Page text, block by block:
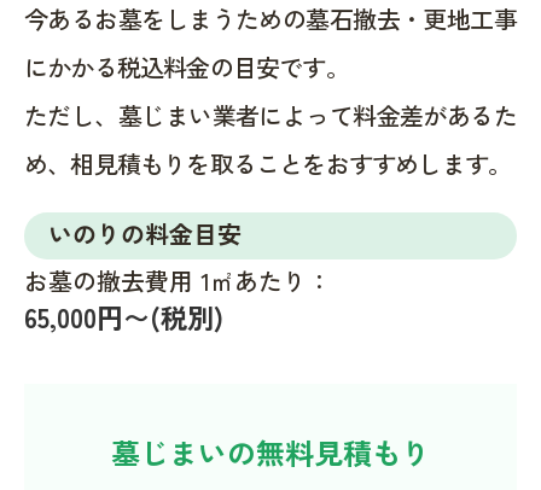
今あるお墓をしまうための墓石撤去・更地工事
にかかる税込料金の目安です。
ただし、墓じまい業者によって料金差があるた
め、相見積もりを取ることをおすすめします。
いのりの料金目安
お墓の撤去費用 1㎡あたり：
65,000円〜(税別)
墓じまいの無料見積もり